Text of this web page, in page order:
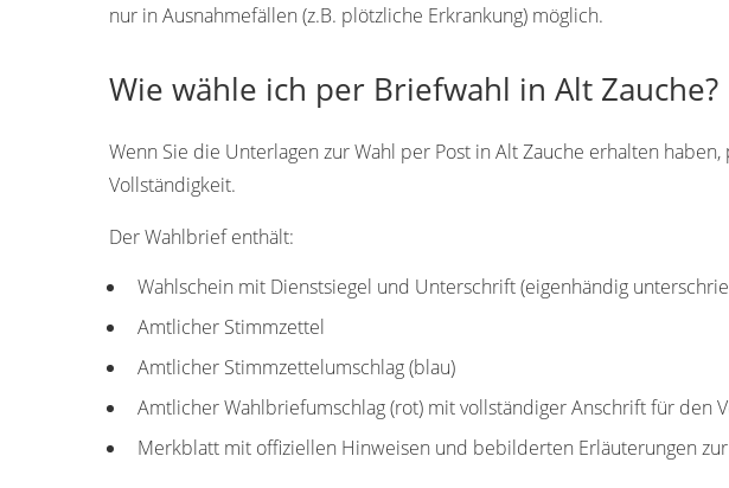
nur in Ausnahmefällen (z.B. plötzliche Erkrankung) möglich.
Wie wähle ich per Briefwahl in Alt Zauche?
Wenn Sie die Unterlagen zur Wahl per Post in Alt Zauche erhalten
Vollständigkeit.
Der Wahlbrief enthält:
Wahlschein mit Dienstsiegel und Unterschrift (eigenhändig
Amtlicher Stimmzettel
Amtlicher Stimmzettelumschlag (blau)
Amtlicher Wahlbriefumschlag (rot) mit vollständiger Anschrift für den
Merkblatt mit offiziellen Hinweisen und bebilderten Erläuterungen